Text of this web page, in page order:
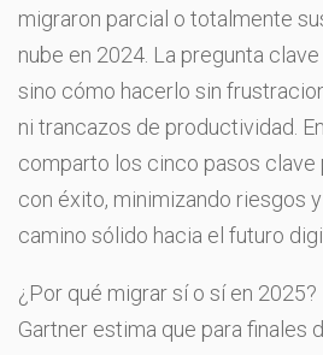
migraron parcial o totalmente
nube en 2024. La pregunta
sino cómo hacerlo sin
ni trancazos de productividad.
comparto los cinco pasos clave
con éxito, minimizando riesgos
camino sólido hacia el futuro
¿Por qué migrar sí o sí en
Gartner estima que para finales